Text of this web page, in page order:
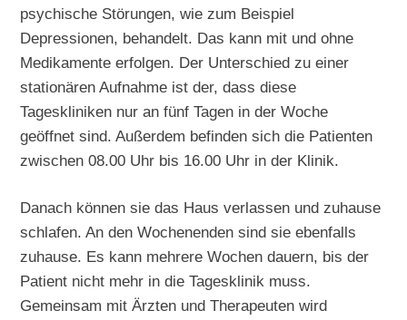
psychische Störungen, wie zum Beispiel
Depressionen, behandelt. Das kann mit und ohne
Medikamente erfolgen. Der Unterschied zu einer
stationären Aufnahme ist der, dass diese
Tageskliniken nur an fünf Tagen in der Woche
geöffnet sind. Außerdem befinden sich die Patienten
zwischen 08.00 Uhr bis 16.00 Uhr in der Klinik.
Danach können sie das Haus verlassen und zuhause
schlafen. An den Wochenenden sind sie ebenfalls
zuhause. Es kann mehrere Wochen dauern, bis der
Patient nicht mehr in die Tagesklinik muss.
Gemeinsam mit Ärzten und Therapeuten wird